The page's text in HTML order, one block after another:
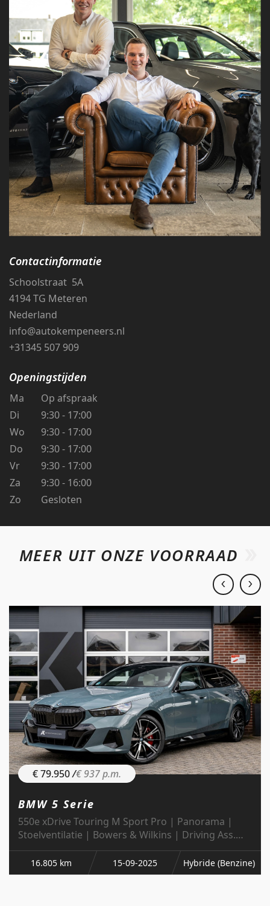
Contactinformatie
Schoolstraat 5A
4194 TG Meteren
Nederland
info@autokempeneers.nl
+31345 507 909
Openingstijden
Ma
Op afspraak
Di
9:30 - 17:00
Wo
9:30 - 17:00
Do
9:30 - 17:00
Vr
9:30 - 17:00
Za
9:30 - 16:00
Zo
Gesloten
MEER UIT ONZE VOORRAAD
€ 79.950/€ 937 p.m.
BMW 5 Serie
550e xDrive Touring M Sport Pro | Panorama |
Stoelventilatie | Bowers & Wilkins | Driving Ass.
Prof. | 4-Wielbesturing | 360 Cam
16.805 km 15-09-2025 Hybride (Benzine)